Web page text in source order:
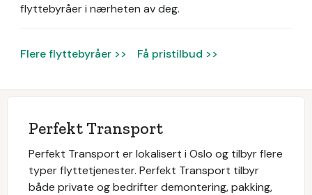
flyttebyråer i nærheten av deg.
Flere flyttebyråer >> Få pristilbud >>
Perfekt Transport
Perfekt Transport er lokalisert i Oslo og tilbyr flere
typer flyttetjenester. Perfekt Transport tilbyr
både private og bedrifter demontering, pakking,